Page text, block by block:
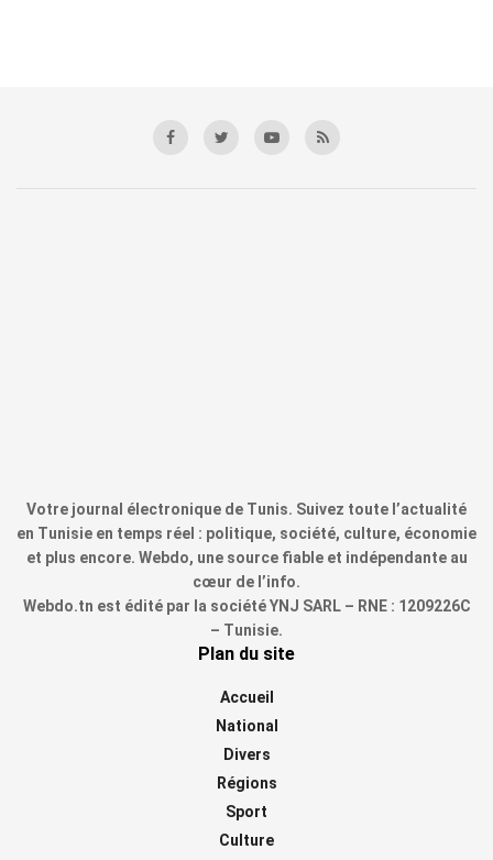
Votre journal électronique de Tunis. Suivez toute l’actualité
en Tunisie en temps réel : politique, société, culture, économie
et plus encore. Webdo, une source fiable et indépendante au
cœur de l’info.
Webdo.tn est édité par la société YNJ SARL – RNE : 1209226C
– Tunisie.
Plan du site
Accueil
National
Divers
Régions
Sport
Culture